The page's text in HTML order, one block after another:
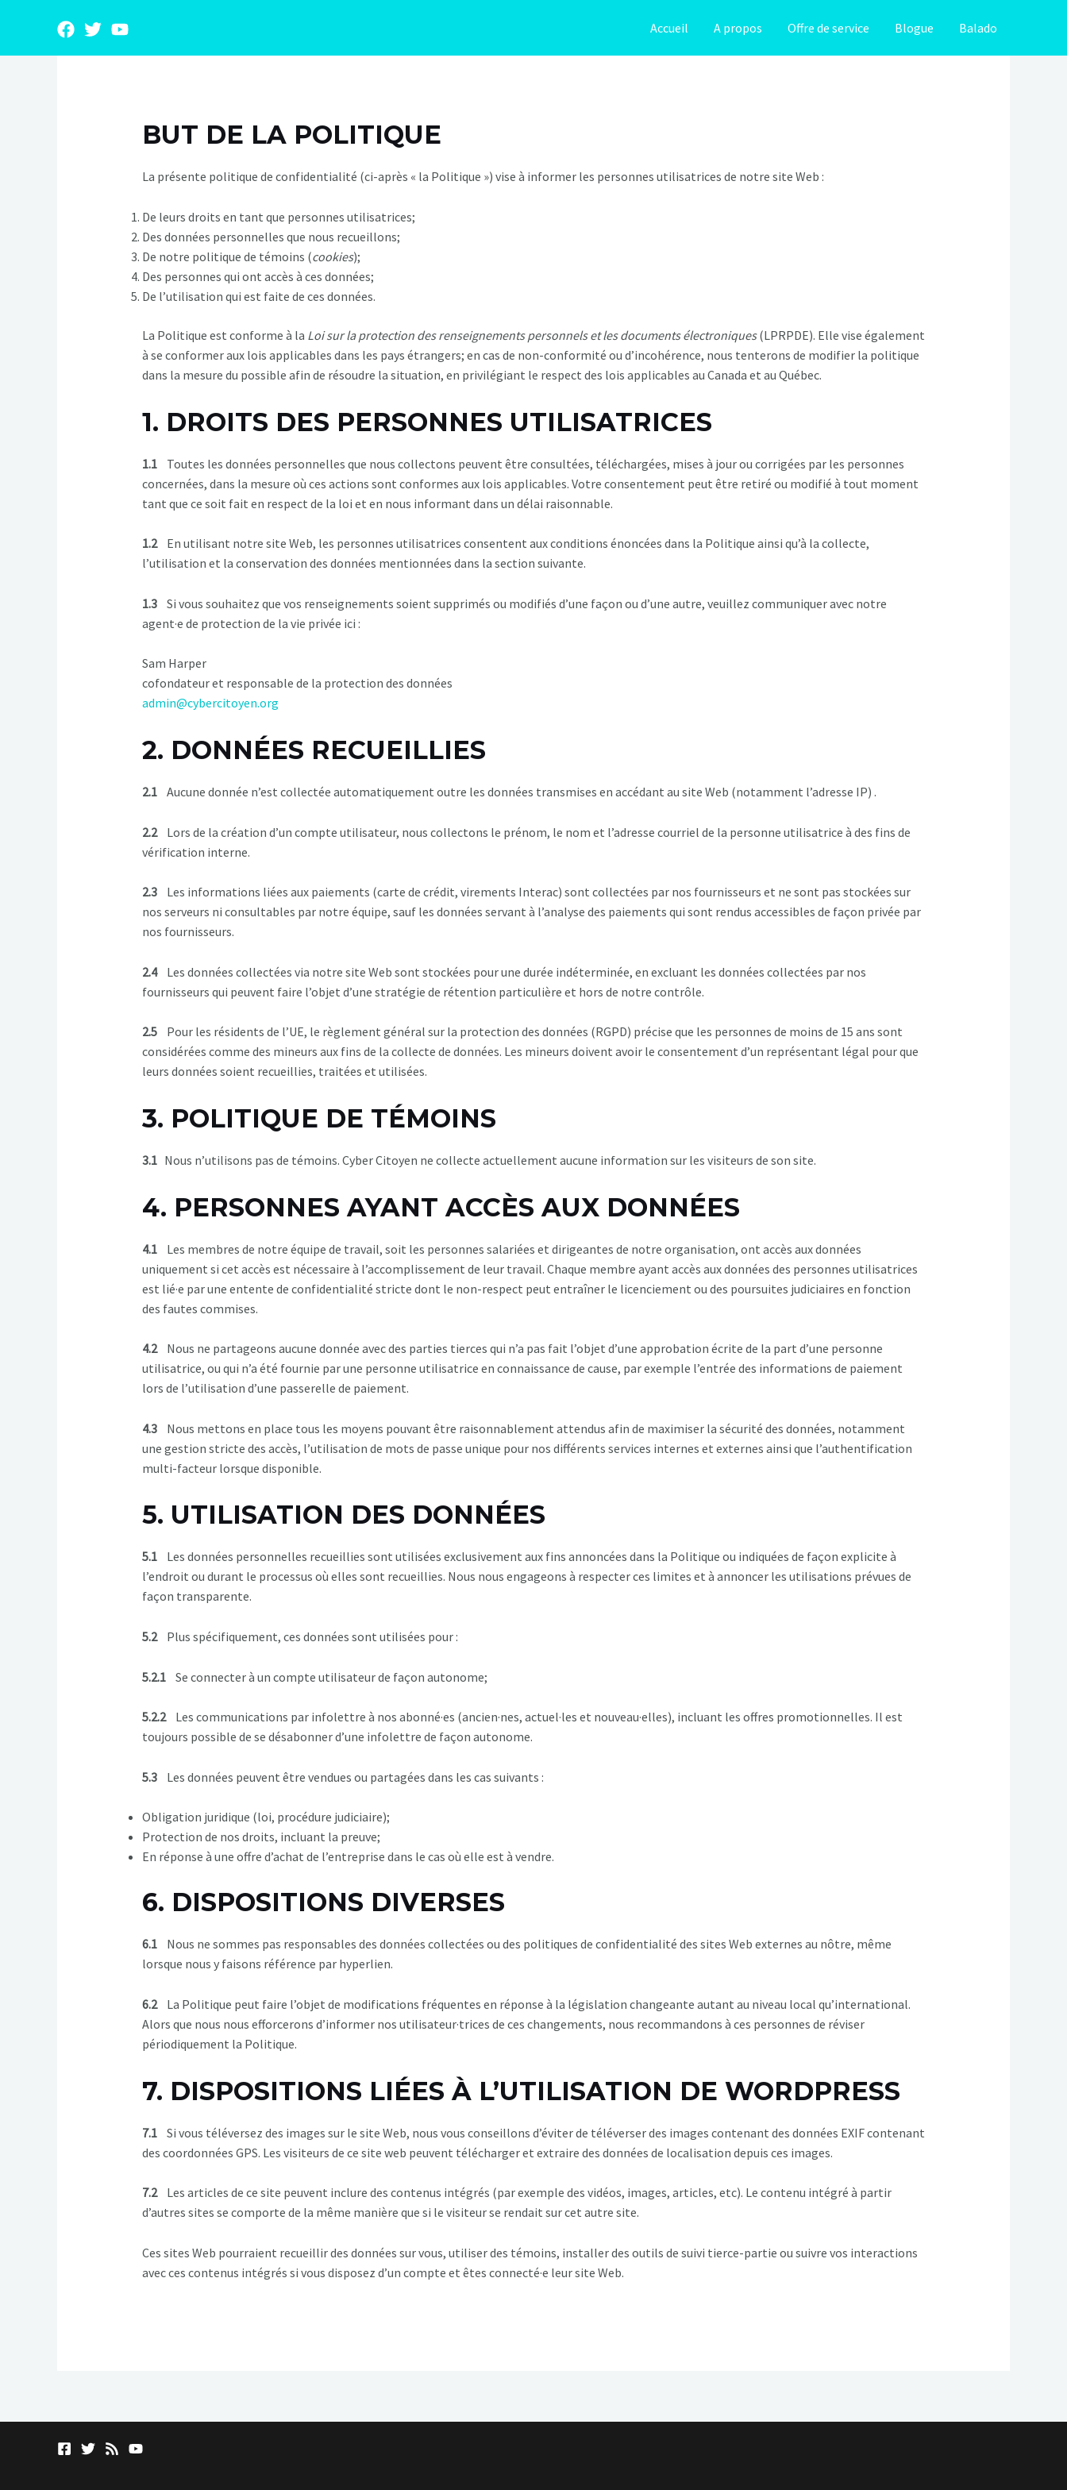
Accueil A propos Offre de service Blogue Balado
BUT DE LA POLITIQUE
La présente politique de confidentialité (ci-après « la Politique ») vise à informer les personnes utilisatrices de notre site Web :
De leurs droits en tant que personnes utilisatrices;
Des données personnelles que nous recueillons;
De notre politique de témoins (cookies);
Des personnes qui ont accès à ces données;
De l’utilisation qui est faite de ces données.
La Politique est conforme à la Loi sur la protection des renseignements personnels et les documents électroniques(LPRPDE). Elle vise également
à se conformer aux lois applicables dans les pays étrangers; en cas de non-conformité ou d’incohérence, nous tenterons de modifier la politique
dans la mesure du possible afin de résoudre la situation, en privilégiant le respect des lois applicables au Canada et au Québec.
1. DROITS DES PERSONNES UTILISATRICES
1.1Toutes les données personnelles que nous collectons peuvent être consultées, téléchargées, mises à jour ou corrigées par les personnes
concernées, dans la mesure où ces actions sont conformes aux lois applicables. Votre consentement peut être retiré ou modifié à tout moment
tant que ce soit fait en respect de la loi et en nous informant dans un délai raisonnable.
1.2En utilisant notre site Web, les personnes utilisatrices consentent aux conditions énoncées dans la Politique ainsi qu’à la collecte,
l’utilisation et la conservation des données mentionnées dans la section suivante.
1.3Si vous souhaitez que vos renseignements soient supprimés ou modifiés d’une façon ou d’une autre, veuillez communiquer avec notre
agent·e de protection de la vie privée ici :
Sam Harper
cofondateur et responsable de la protection des données
admin@cybercitoyen.org
2. DONNÉES RECUEILLIES
2.1Aucune donnée n’est collectée automatiquement outre les données transmises en accédant au site Web (notamment l’adresse IP) .
2.2Lors de la création d’un compte utilisateur, nous collectons le prénom, le nom et l’adresse courriel de la personne utilisatrice à des fins de
vérification interne.
2.3Les informations liées aux paiements (carte de crédit, virements Interac) sont collectées par nos fournisseurs et ne sont pas stockées sur
nos serveurs ni consultables par notre équipe, sauf les données servant à l’analyse des paiements qui sont rendus accessibles de façon privée par
nos fournisseurs.
2.4Les données collectées via notre site Web sont stockées pour une durée indéterminée, en excluant les données collectées par nos
fournisseurs qui peuvent faire l’objet d’une stratégie de rétention particulière et hors de notre contrôle.
2.5Pour les résidents de l’UE, le règlement général sur la protection des données (RGPD) précise que les personnes de moins de 15 ans sont
considérées comme des mineurs aux fins de la collecte de données. Les mineurs doivent avoir le consentement d’un représentant légal pour que
leurs données soient recueillies, traitées et utilisées.
3. POLITIQUE DE TÉMOINS
3.1Nous n’utilisons pas de témoins. Cyber Citoyen ne collecte actuellement aucune information sur les visiteurs de son site.
4. PERSONNES AYANT ACCÈS AUX DONNÉES
4.1Les membres de notre équipe de travail, soit les personnes salariées et dirigeantes de notre organisation, ont accès aux données
uniquement si cet accès est nécessaire à l’accomplissement de leur travail. Chaque membre ayant accès aux données des personnes utilisatrices
est lié·e par une entente de confidentialité stricte dont le non-respect peut entraîner le licenciement ou des poursuites judiciaires en fonction
des fautes commises.
4.2Nous ne partageons aucune donnée avec des parties tierces qui n’a pas fait l’objet d’une approbation écrite de la part d’une personne
utilisatrice, ou qui n’a été fournie par une personne utilisatrice en connaissance de cause, par exemple l’entrée des informations de paiement
lors de l’utilisation d’une passerelle de paiement.
4.3Nous mettons en place tous les moyens pouvant être raisonnablement attendus afin de maximiser la sécurité des données, notamment
une gestion stricte des accès, l’utilisation de mots de passe unique pour nos différents services internes et externes ainsi que l’authentification
multi-facteur lorsque disponible.
5. UTILISATION DES DONNÉES
5.1Les données personnelles recueillies sont utilisées exclusivement aux fins annoncées dans la Politique ou indiquées de façon explicite à
l’endroit ou durant le processus où elles sont recueillies. Nous nous engageons à respecter ces limites et à annoncer les utilisations prévues de
façon transparente.
5.2Plus spécifiquement, ces données sont utilisées pour :
5.2.1Se connecter à un compte utilisateur de façon autonome;
5.2.2Les communications par infolettre à nos abonné·es (ancien·nes, actuel·les et nouveau·elles), incluant les offres promotionnelles. Il est
toujours possible de se désabonner d’une infolettre de façon autonome.
5.3Les données peuvent être vendues ou partagées dans les cas suivants :
Obligation juridique (loi, procédure judiciaire);
Protection de nos droits, incluant la preuve;
En réponse à une offre d’achat de l’entreprise dans le cas où elle est à vendre.
6. DISPOSITIONS DIVERSES
6.1Nous ne sommes pas responsables des données collectées ou des politiques de confidentialité des sites Web externes au nôtre, même
lorsque nous y faisons référence par hyperlien.
6.2La Politique peut faire l’objet de modifications fréquentes en réponse à la législation changeante autant au niveau local qu’international.
Alors que nous nous efforcerons d’informer nos utilisateur·trices de ces changements, nous recommandons à ces personnes de réviser
périodiquement la Politique.
7. DISPOSITIONS LIÉES À L’UTILISATION DE WORDPRESS
7.1Si vous téléversez des images sur le site Web, nous vous conseillons d’éviter de téléverser des images contenant des données EXIF contenant
des coordonnées GPS. Les visiteurs de ce site web peuvent télécharger et extraire des données de localisation depuis ces images.
7.2Les articles de ce site peuvent inclure des contenus intégrés (par exemple des vidéos, images, articles, etc). Le contenu intégré à partir
d’autres sites se comporte de la même manière que si le visiteur se rendait sur cet autre site.
Ces sites Web pourraient recueillir des données sur vous, utiliser des témoins, installer des outils de suivi tierce-partie ou suivre vos interactions
avec ces contenus intégrés si vous disposez d’un compte et êtes connecté·e leur site Web.